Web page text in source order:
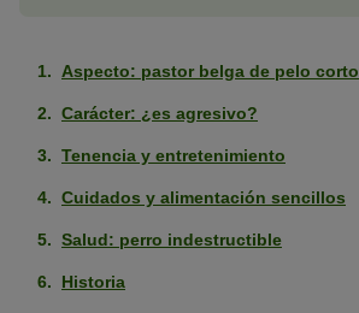
Aspecto: pastor belga de pelo corto
Carácter: ¿es agresivo?
Tenencia y entretenimiento
Cuidados y alimentación sencillos
Salud: perro indestructible
Historia